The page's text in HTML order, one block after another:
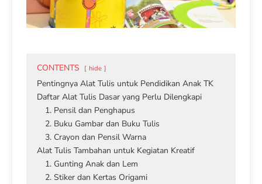
CONTENTS hide
Pentingnya Alat Tulis untuk Pendidikan Anak TK
Daftar Alat Tulis Dasar yang Perlu Dilengkapi
1. Pensil dan Penghapus
2. Buku Gambar dan Buku Tulis
3. Crayon dan Pensil Warna
Alat Tulis Tambahan untuk Kegiatan Kreatif
1. Gunting Anak dan Lem
2. Stiker dan Kertas Origami